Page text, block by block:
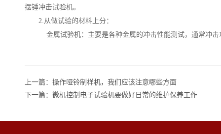
摆锤冲击试验机。
2.从做试验的材料上分：
金属试验机：主要是各种金属的冲击性能测试，通常冲
上一篇： 操作哑铃制样机，我们应该注意哪些方面
下一篇： 微机控制电子试验机要做好日常的维护保养工作